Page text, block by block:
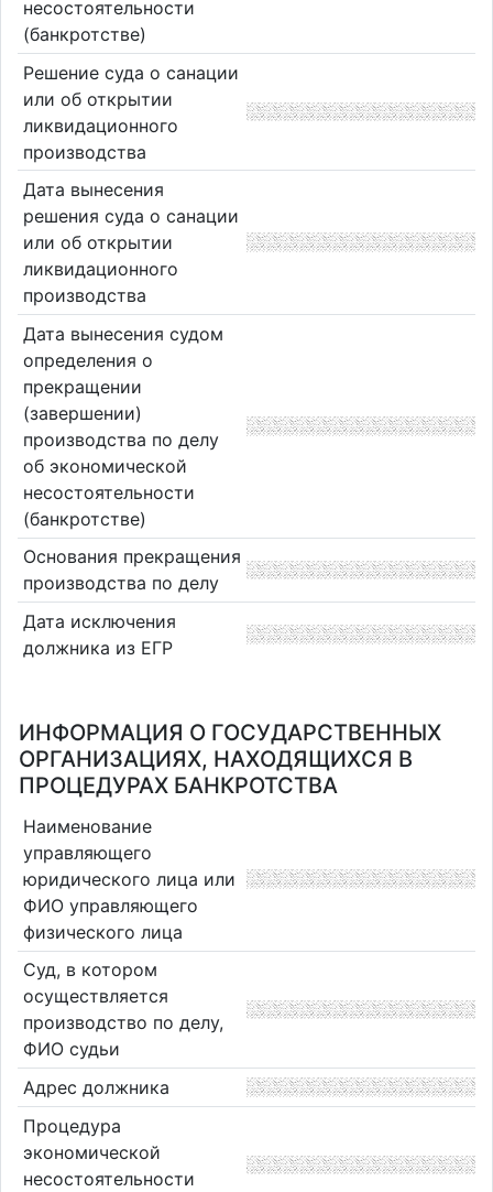
несостоятельности
(банкротстве)
Решение суда о санации
или об открытии
ликвидационного
производства
Дата вынесения
решения суда о санации
или об открытии
ликвидационного
производства
Дата вынесения судом
определения о
прекращении
(завершении)
производства по делу
об экономической
несостоятельности
(банкротстве)
Основания прекращения
производства по делу
Дата исключения
должника из ЕГР
ИНФОРМАЦИЯ О ГОСУДАРСТВЕННЫХ
ОРГАНИЗАЦИЯХ, НАХОДЯЩИХСЯ В
ПРОЦЕДУРАХ БАНКРОТСТВА
Наименование
управляющего
юридического лица или
ФИО управляющего
физического лица
Суд, в котором
осуществляется
производство по делу,
ФИО судьи
Адрес должника
Процедура
экономической
несостоятельности